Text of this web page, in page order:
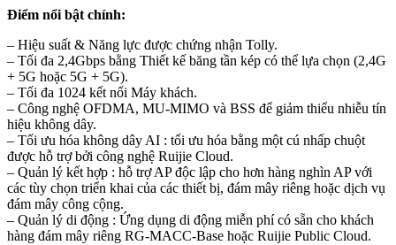
Điểm nổi bật chính:
– Hiệu suất & Năng lực được chứng nhận Tolly.
– Tối đa 2,4Gbps bằng Thiết kế băng tần kép có thể lựa chọn (2,4G
+ 5G hoặc 5G + 5G).
– Tối đa 1024 kết nối Máy khách.
– Công nghệ OFDMA, MU-MIMO và BSS để giảm thiểu nhiễu tín
hiệu không dây.
– Tối ưu hóa không dây AI : tối ưu hóa bằng một cú nhấp chuột
được hỗ trợ bởi công nghệ Ruijie Cloud.
– Quản lý kết hợp : hỗ trợ AP độc lập cho hơn hàng nghìn AP với
các tùy chọn triển khai của các thiết bị, đám mây riêng hoặc dịch vụ
đám mây công cộng.
– Quản lý di động : Ứng dụng di động miễn phí có sẵn cho khách
hàng đám mây riêng RG-MACC-Base hoặc Ruijie Public Cloud.